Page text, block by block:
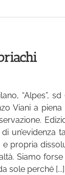
“Alpes”,
Viani a
un’evidenza
propria
Siamo
sole perché [...]